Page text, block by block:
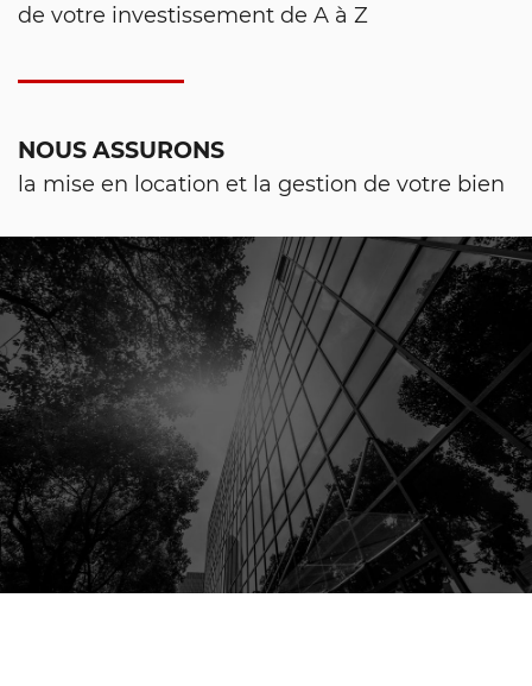
de votre investissement de A à Z
NOUS ASSURONS
la mise en location et la gestion de votre bien